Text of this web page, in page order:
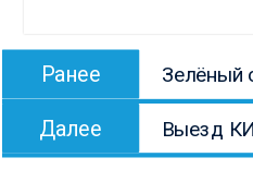
Навигация
записям
Ранее
запись:
Зелёный
Далее
запись:
Выезд